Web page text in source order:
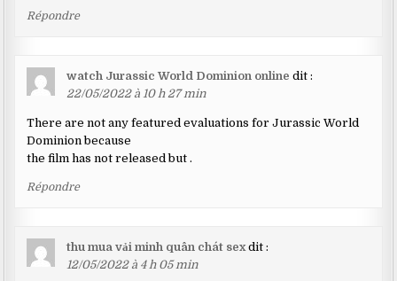
Répondre
watch Jurassic World Dominion online dit :
22/05/2022 à 10 h 27 min
There are not any featured evaluations for Jurassic World
Dominion because
the film has not released but .
Répondre
thu mua vải minh quân chát sex dit :
12/05/2022 à 4 h 05 min